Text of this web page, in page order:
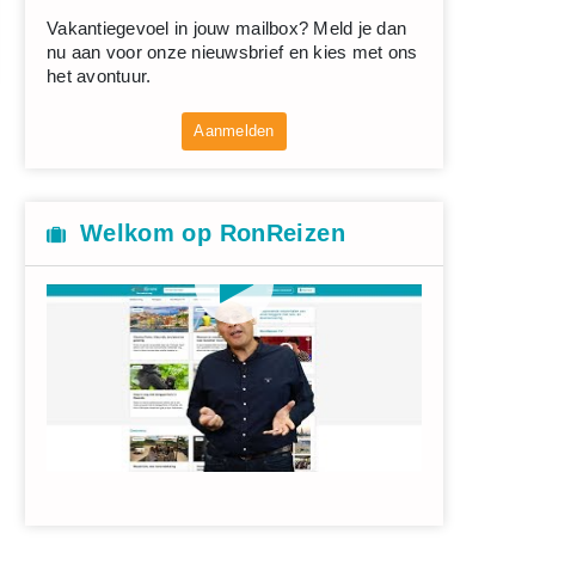
Vakantiegevoel in jouw mailbox? Meld je dan
nu aan voor onze nieuwsbrief en kies met ons
het avontuur.
Aanmelden
Welkom op RonReizen